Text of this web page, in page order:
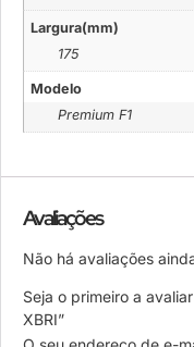
Largura(mm)
175
Modelo
Premium F1
Avaliações
Não há avaliações
Seja o primeiro a
XBRI”